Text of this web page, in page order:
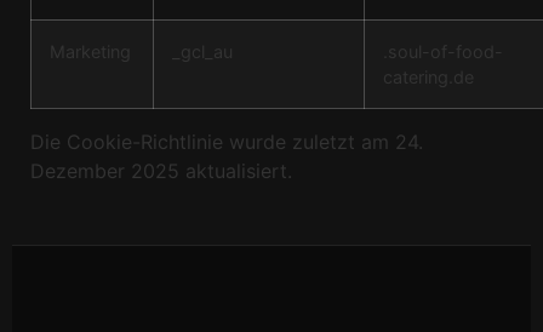
Marketing _gcl_au
.soul-of-food-
catering.de
Die Cookie-Richtlinie wurde zuletzt am 24.
Dezember 2025 aktualisiert.